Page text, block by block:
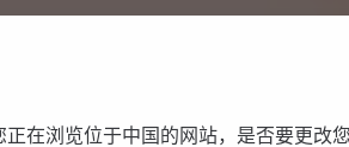
在浏览位于中国的网站，是否要更改